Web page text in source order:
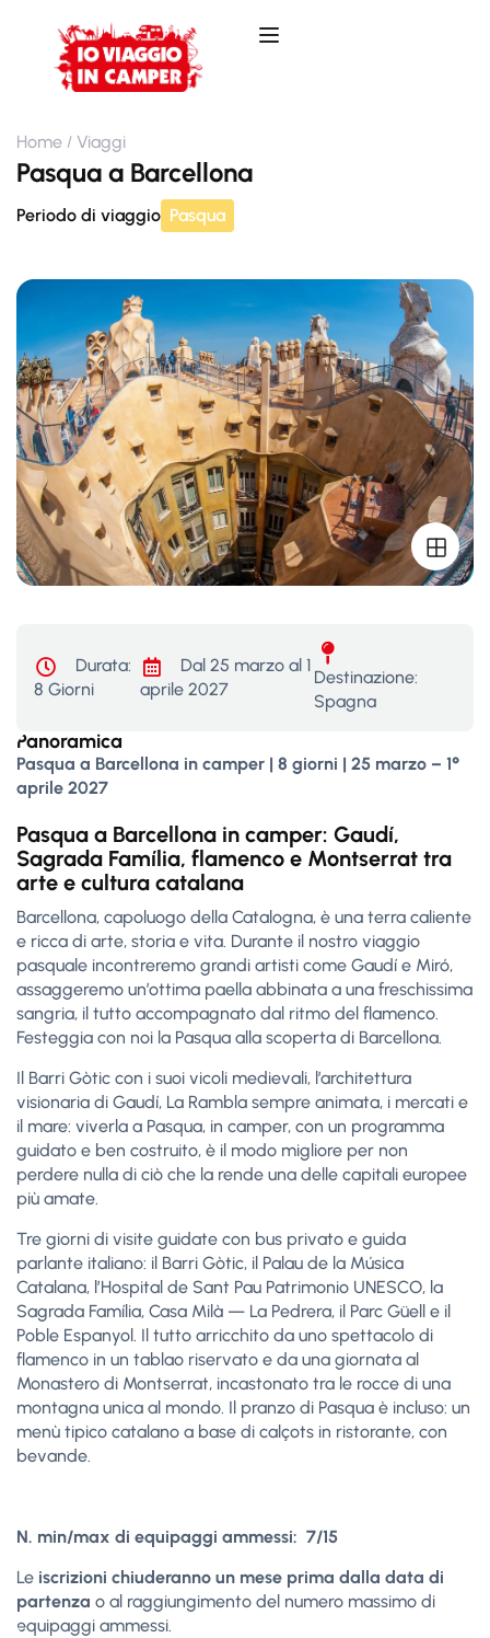
Home Viaggi
Pasqua a Barcellona
Periodo di viaggio Pasqua
Durata:
8 Giorni
Dal 25 marzo al 1
aprile 2027
Destinazione:
Spagna
Panoramica
Pasqua a Barcellona in camper | 8 giorni | 25 marzo – 1°
aprile 2027
Pasqua a Barcellona in camper: Gaudí,
Sagrada Família, flamenco e Montserrat tra
arte e cultura catalana
Barcellona, capoluogo della Catalogna, è una terra caliente
e ricca di arte, storia e vita. Durante il nostro viaggio
pasquale incontreremo grandi artisti come Gaudí e Miró,
assaggeremo un’ottima paella abbinata a una freschissima
sangria, il tutto accompagnato dal ritmo del flamenco.
Festeggia con noi la Pasqua alla scoperta di Barcellona.
Il Barri Gòtic con i suoi vicoli medievali, l’architettura
visionaria di Gaudí, La Rambla sempre animata, i mercati e
il mare: viverla a Pasqua, in camper, con un programma
guidato e ben costruito, è il modo migliore per non
perdere nulla di ciò che la rende una delle capitali europee
più amate.
Tre giorni di visite guidate con bus privato e guida
parlante italiano: il Barri Gòtic, il Palau de la Música
Catalana, l’Hospital de Sant Pau Patrimonio UNESCO, la
Sagrada Família, Casa Milà — La Pedrera, il Parc Güell e il
Poble Espanyol. Il tutto arricchito da uno spettacolo di
flamenco in un tablao riservato e da una giornata al
Monastero di Montserrat, incastonato tra le rocce di una
montagna unica al mondo. Il pranzo di Pasqua è incluso: un
menù tipico catalano a base di calçots in ristorante, con
bevande.
N. min/max di equipaggi ammessi: 7/15
Le iscrizioni chiuderanno un mese prima dalla data di
partenza o al raggiungimento del numero massimo di
equipaggi ammessi.